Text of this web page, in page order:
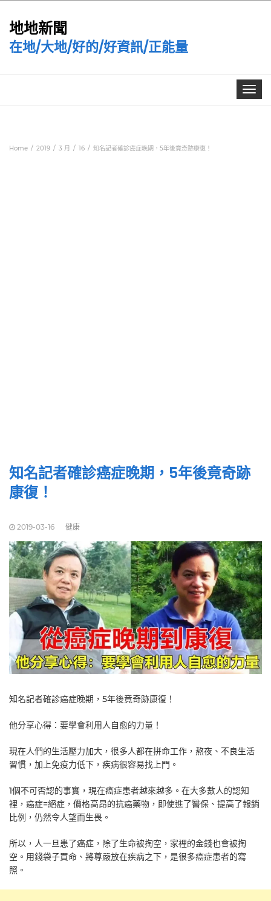
地地新聞
在地/大地/好的/好資訊/正能量
Toggle
Home 2019 3 月 16 知名記者確診癌症晚期，5年後竟奇跡康復！
知名記者確診癌症晚期，5年後竟奇跡
康復！
2019-03-16 健康
知名記者確診癌症晚期，5年後竟奇跡康復！
他分享心得：要學會利用人自愈的力量！
現在人們的生活壓力加大，很多人都在拼命工作，熬夜、不良生活
習慣，加上免疫力低下，疾病很容易找上門。
1個不可否認的事實，現在癌症患者越來越多。在大多數人的認知
裡，癌症=絕症，價格高昂的抗癌藥物，即使進了醫保、提高了報銷
比例，仍然令人望而生畏。
所以，人一旦患了癌症，除了生命被掏空，家裡的金錢也會被掏
空。用錢袋子買命、將尊嚴放在疾病之下，是很多癌症患者的寫
照。